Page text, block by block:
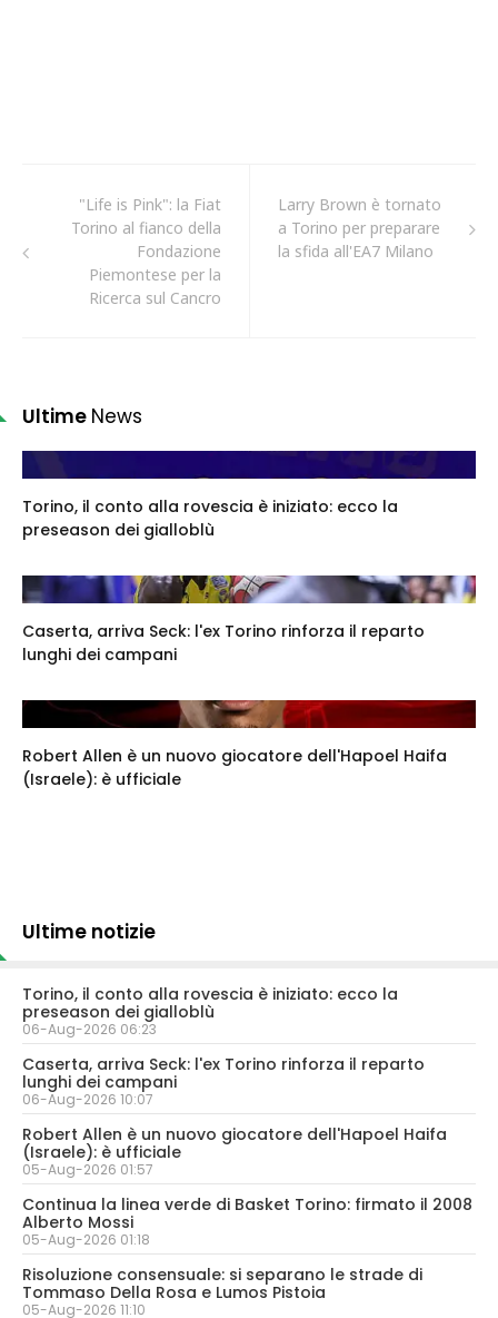
"Life is Pink": la Fiat
Torino al fianco della
Fondazione
Piemontese per la
Ricerca sul Cancro
Larry Brown è tornato
a Torino per preparare
la sfida all'EA7 Milano
Ultime News
Torino, il conto alla rovescia è iniziato: ecco la
preseason dei gialloblù
Caserta, arriva Seck: l'ex Torino rinforza il reparto
lunghi dei campani
Robert Allen è un nuovo giocatore dell'Hapoel Haifa
(Israele): è ufficiale
Ultime notizie
Torino, il conto alla rovescia è iniziato: ecco la
preseason dei gialloblù
06-Aug-2026 06:23
Caserta, arriva Seck: l'ex Torino rinforza il reparto
lunghi dei campani
06-Aug-2026 10:07
Robert Allen è un nuovo giocatore dell'Hapoel Haifa
(Israele): è ufficiale
05-Aug-2026 01:57
Continua la linea verde di Basket Torino: firmato il 2008
Alberto Mossi
05-Aug-2026 01:18
Risoluzione consensuale: si separano le strade di
Tommaso Della Rosa e Lumos Pistoia
05-Aug-2026 11:10